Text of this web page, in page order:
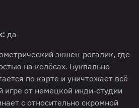
да
экшен-рогалик, где
на колёсах. Буквально
по карте и уничтожает всё
игре от немецкой инди-студии
с относительно скромной